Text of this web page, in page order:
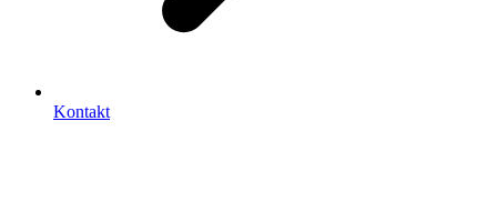
Kontakt